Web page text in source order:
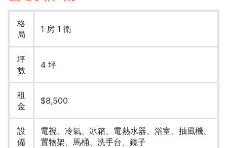
格
局
1 房 1 衛
坪
數
4 坪
租
金
$8,500
設
備
電視、冷氣、冰箱、電熱水器、浴室、抽風機、
置物架、馬桶、洗手台、鏡子